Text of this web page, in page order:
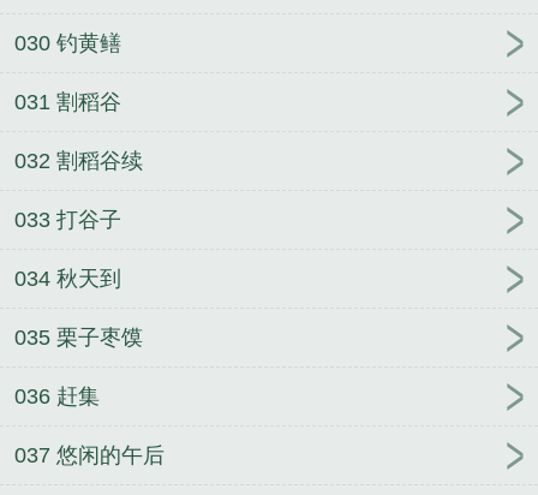
030 钓黄鳝
031 割稻谷
032 割稻谷续
033 打谷子
034 秋天到
035 栗子枣馍
036 赶集
037 悠闲的午后